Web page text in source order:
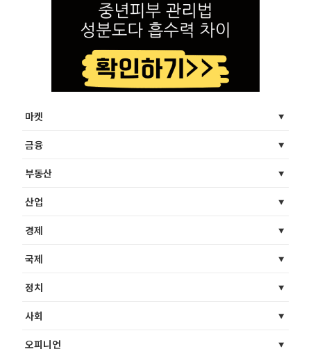
마켓
금융
부동산
산업
경제
국제
정치
사회
오피니언